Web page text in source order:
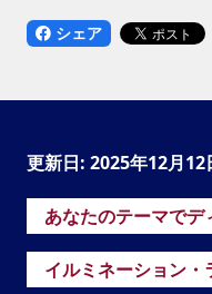
シェア
更新日: 2025年12月12
あなたのテーマでデ
イルミネーション・